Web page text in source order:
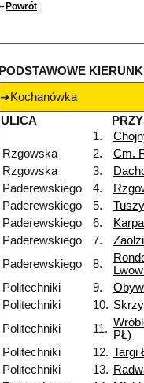
Powrót
PODSTAWOWE KIERUNKI
Kochanówka
ULICA
1.
Rzgowska
2. Cm.
Rzgowska
3.
Paderewskiego
4.
Paderewskiego
5.
Paderewskiego
6.
Paderewskiego
7.
Paderewskiego
8.
Politechniki 9.
Politechniki
10.
Politechniki
11.
PŁ)
Politechniki 12. Targi
Politechniki
13.